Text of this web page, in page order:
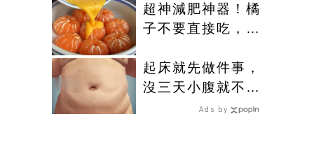
超神減肥神器！橘
子不要直接吃，加
下降
起床就先做件事，
沒三天小腹就不見
了! 肚子一天天變
Ads by